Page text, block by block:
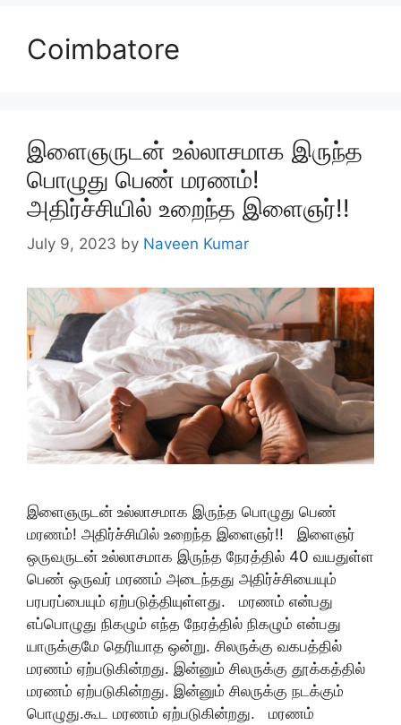
Coimbatore
இளைஞருடன் உல்லாசமாக இருந்த
பொழுது பெண் மரணம்!
அதிர்ச்சியில் உறைந்த இளைஞர்!!
July 9, 2023 by Naveen Kumar
இளைஞருடன் உல்லாசமாக இருந்த பொழுது பெண்
மரணம்! அதிர்ச்சியில் உறைந்த இளைஞர்!! இளைஞர்
ஒருவருடன் உல்லாசமாக இருந்த நேரத்தில் 40 வயதுள்ள
பெண் ஒருவர் மரணம் அடைந்தது அதிர்ச்சியையும்
பரபரப்பையும் ஏற்படுத்தியுள்ளது. மரணம் என்பது
எப்பொழுது நிகழும் எந்த நேரத்தில் நிகழும் என்பது
யாருக்குமே தெரியாத ஒன்று. சிலருக்கு வகபத்தில்
மரணம் ஏற்படுகின்றது. இன்னும் சிலருக்கு தூக்கத்தில்
மரணம் ஏற்படுகின்றது. இன்னும் சிலருக்கு நடக்கும்
பொழுது.கூட மரணம் ஏற்படுகின்றது. மரணம்